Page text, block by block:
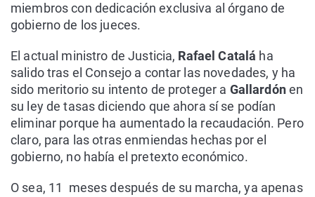
miembros con dedicación exclusiva al órgano de
gobierno de los jueces.
El actual ministro de Justicia, Rafael Catalá ha
salido tras el Consejo a contar las novedades, y ha
sido meritorio su intento de proteger a Gallardónen
su ley de tasas diciendo que ahora sí se podían
eliminar porque ha aumentado la recaudación. Pero
claro, para las otras enmiendas hechas por el
gobierno, no había el pretexto económico.
O sea, 11 meses después de su marcha, ya apenas